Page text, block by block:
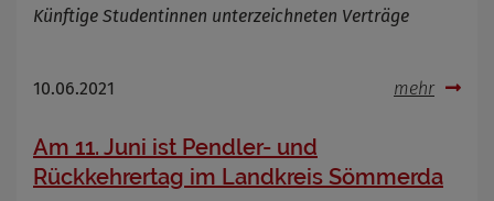
Künftige Studentinnen unterzeichneten Verträge
10.06.2021 mehr
Am 11. Juni ist Pendler- und
Rückkehrertag im Landkreis Sömmerda